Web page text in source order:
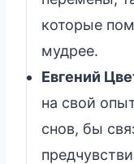
которые
мудрее.
Евгений
на свой
снов, бы